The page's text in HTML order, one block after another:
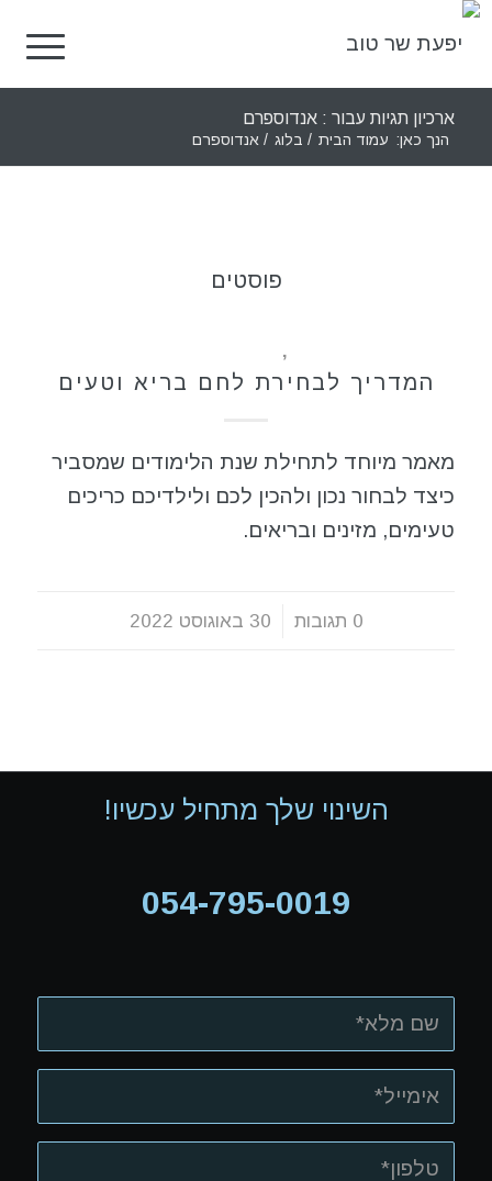
ארכיון תגיות עבור : אנדוספרם
הנך כאן: עמוד הבית / בלוג / אנדוספרם
פוסטים
,
המדריך לבחירת לחם בריא וטעים
מאמר מיוחד לתחילת שנת הלימודים שמסביר
כיצד לבחור נכון ולהכין לכם ולילדיכם כריכים
טעימים, מזינים ובריאים.
0 תגובות
/ 30 באוגוסט 2022
השינוי שלך מתחיל עכשיו!
054-795-0019